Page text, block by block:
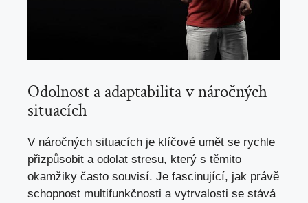
Odolnost a adaptabilita v ⁢náročných
situacích
V náročných situacích je klíčové umět se rychle
přizpůsobit a odolat​ stresu,​ který s těmito⁣
okamžiky často souvisí. Je‌ fascinující, jak⁣ právě
​schopnost multifunkčnosti a vytrvalosti se stává